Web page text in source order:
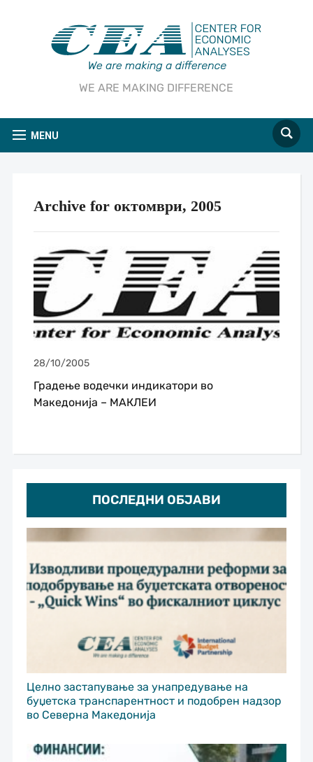
WE ARE MAKING DIFFERENCE
MENU
ПОСЛЕДНИ ОБЈАВИ
Целно застапување за унапредување на
буџетска транспарентност и подобрен надзор
во Северна Македонија
Archive for октомври, 2005
28/10/2005
Градење водечки индикатори во
Македонија – МАКЛЕИ